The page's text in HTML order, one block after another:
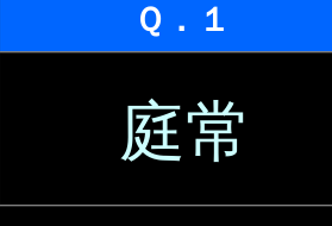
Ｑ．１
庭常